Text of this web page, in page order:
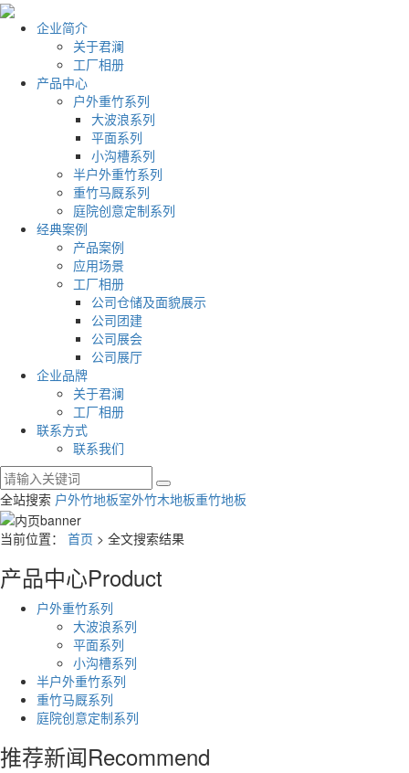
企业简介
关于君澜
工厂相册
产品中心
户外重竹系列
大波浪系列
平面系列
小沟槽系列
半户外重竹系列
重竹马厩系列
庭院创意定制系列
经典案例
产品案例
应用场景
工厂相册
公司仓储及面貌展示
公司团建
公司展会
公司展厅
企业品牌
关于君澜
工厂相册
联系方式
联系我们
全站搜索 户外竹地板室外竹木地板重竹地板
当前位置： 首页 > 全文搜索结果
产品中心Product
户外重竹系列
大波浪系列
平面系列
小沟槽系列
半户外重竹系列
重竹马厩系列
庭院创意定制系列
推荐新闻Recommend